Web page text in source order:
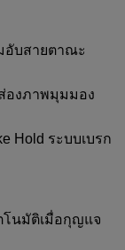
อับสายตาณะ
องภาพมุมมอง
Hold ระบบเบรก
โนมัติเมื่อกุญแจ